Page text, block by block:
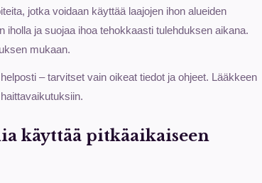
jotka voidaan käyttää laajojen ihon alueiden
ja suojaa ihoa tehokkaasti tulehduksen aikana.
mukaan.
– tarvitset vain oikeat tiedot ja ohjeet. Lääkkeen
käyttää pitkäaikaiseen